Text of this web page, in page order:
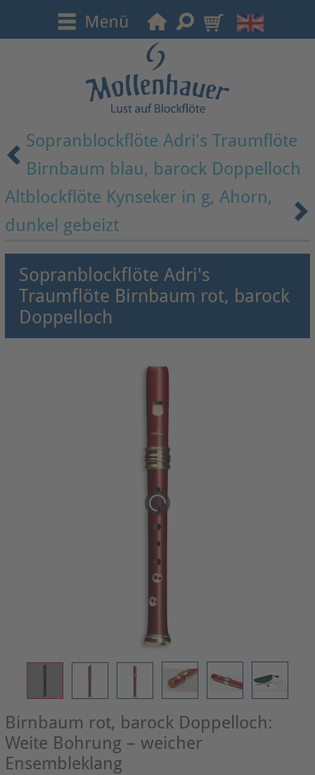
Sopranblockflöte Adri's Traumflöte
Birnbaum blau, barock Doppelloch
Altblockflöte Kynseker in g, Ahorn,
dunkel gebeizt
Sopranblockflöte Adri's
Traumflöte Birnbaum rot, barock
Doppelloch
Birnbaum rot, barock Doppelloch:
Weite Bohrung – weicher
Ensembleklang